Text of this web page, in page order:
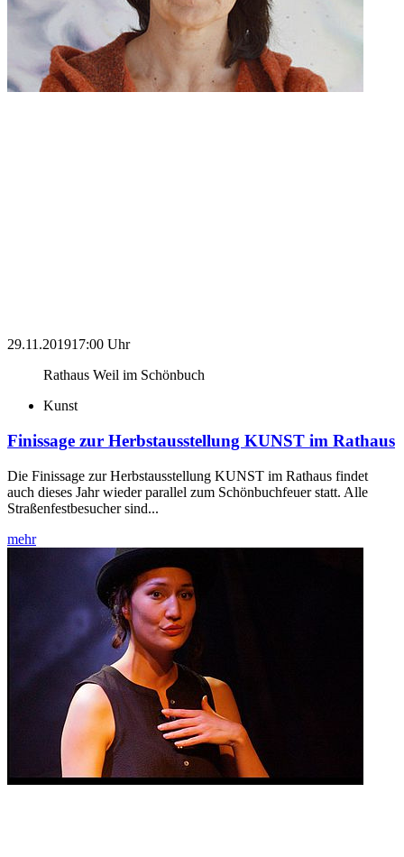
29.11.201917:00 Uhr
Rathaus Weil im Schönbuch
Kunst
Finissage zur Herbstausstellung KUNST im Rathaus
Die Finissage zur Herbstausstellung KUNST im Rathaus findet
auch dieses Jahr wieder parallel zum Schönbuchfeuer statt. Alle
Straßenfestbesucher sind...
mehr